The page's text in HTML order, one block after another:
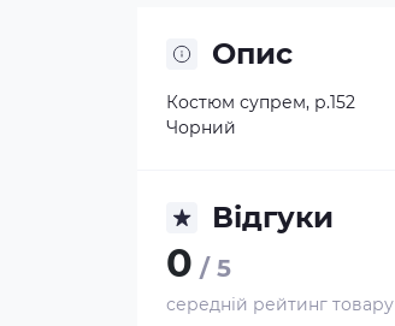
Опис
Костюм супрем, р.152
Чорний
Відгуки
0 / 5
середній рейтинг товару